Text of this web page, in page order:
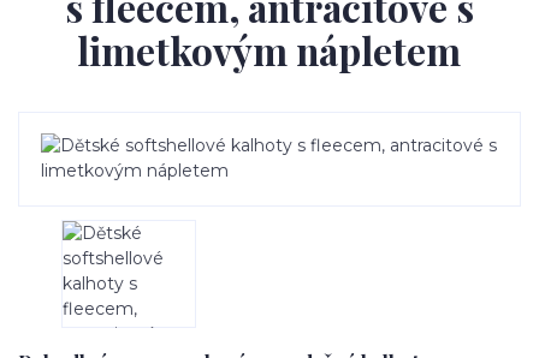
limetkovým nápletem